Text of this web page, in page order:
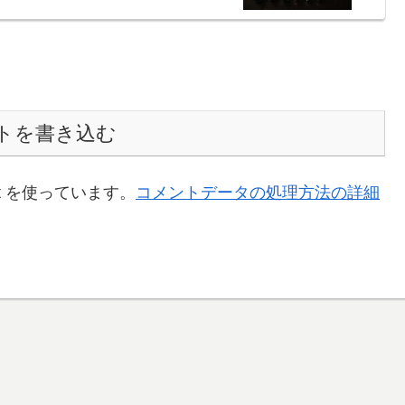
を書き込む
使っています。 コメントデータの処理方法の詳細